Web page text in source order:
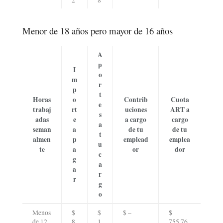
Menor de 18 años pero mayor de 16 años
Horas
trabaj
adas
seman
almen
te
I
m
p
o
rt
e
a
p
a
g
a
r
A
p
o
r
t
e
s
a
t
u
c
a
r
g
o
Contrib
uciones
a cargo
de tu
emplead
or
Cuota
ART a
cargo
de tu
emplea
dor
Menos
$
$
$ –
$